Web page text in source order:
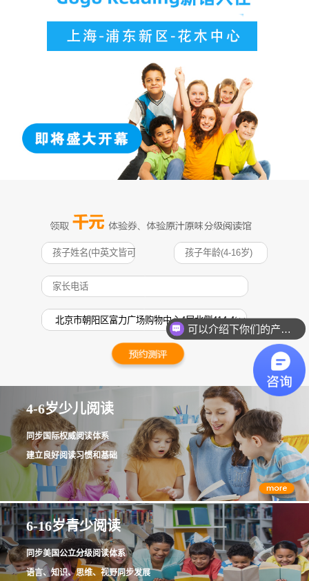
4-6岁少儿阅读
同步国际权威阅读体系
建立良好阅读习惯和基础
6-16岁青少阅读
同步美国公立分级阅读体系
语言、知识、思维、视野同步发展